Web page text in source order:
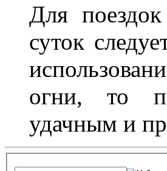
Для
суток
огни, то
удачным и